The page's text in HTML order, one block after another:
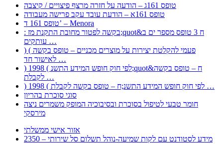
טופס 161ג – הודעה על חזרה מרצף פיצויים / קיצבה
טופס 161א – הודעת עובד עקב פרישה מעבודה
טופס 161 ד’ – Menora
: בקשה לפטור מחובת התקנת מז;quot&ח 3 טופס מספר ים ב
עותקים …
) ( פעמי להקלטת יצירות על מוצרים מכניים – טופס בקשה
לאישור חד …
) 1998 ( לפי חוק חופש המידע התשנ;quot&ח – טופס בקשה
לקבלת …
) 1998 ( לפי חוק חופש המידע התשנ;ח – טופס בקשה לקבלת …
סוגי סוכרת בהריון
חומר טבעי לטיפול בסוכרת ובסיבוכיה המופק משמרים ניצה
מירסקי
אזור אישי ממשלתי
2350 – מידע לסטודנט עם לקות שמיעה-נוהל תשלום סל שירותי